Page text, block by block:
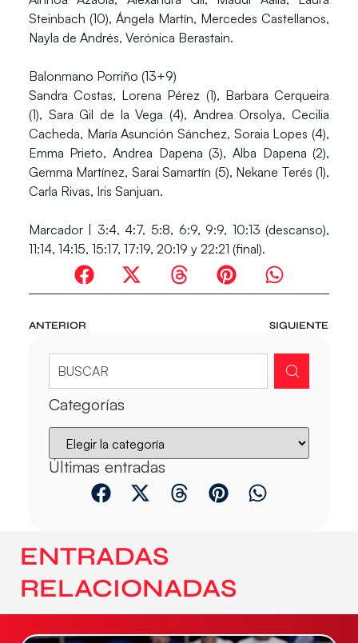
Steinbach (10), Ángela Martín, Mercedes Castellanos,
Nayla de Andrés, Verónica Berastain.
Balonmano Porriño (13+9)
Sandra Costas, Lorena Pérez (1), Barbara Cerqueira
(1), Sara Gil de la Vega (4), Andrea Orsolya, Cecilia
Cacheda, María Asunción Sánchez, Soraia Lopes (4),
Emma Prieto, Andrea Dapena (3), Alba Dapena (2),
Gemma Martínez, Sarai Samartín (5), Nekane Terés (1),
Carla Rivas, Iris Sanjuan.
Marcador| 3:4, 4:7, 5:8, 6:9, 9:9, 10:13 (descanso),
11:14, 14:15, 15:17, 17:19, 20:19 y 22:21 (final).
ANTERIOR SIGUIENTE
Categorías
Últimas entradas
ENTRADAS
RELACIONADAS